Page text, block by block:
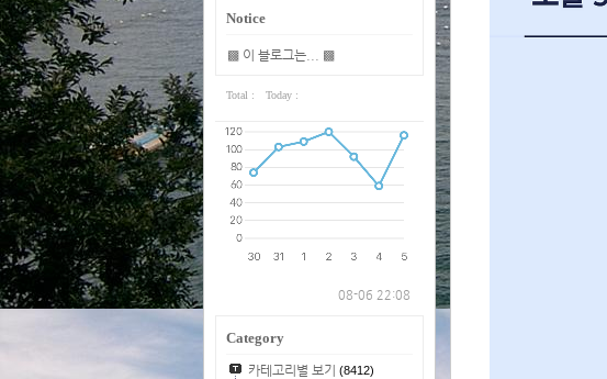
Notice
▩ 이 블로그는... ▩
Total : Today :
08-06 22:08
Category
카테고리별 보기 (8412)